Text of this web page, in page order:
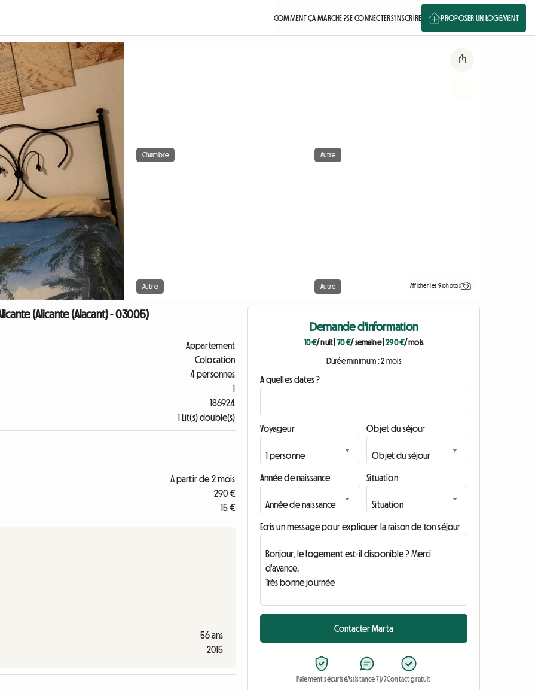
COMMENT ÇA MARCHE ?SE CONNECTERS'INSCRIRE PROPOSER UN LOGEMENT
Chambre Autre
Autre Autre Afficher les 9 photos
(Alicante (Alacant) - 03005)
Appartement
Colocation
4 personnes
1
186924
1 Lit(s) double(s)
A partir de 2 mois
290 €
15 €
56 ans
2015
Demande d'information
10 €/ nuit| 70 €/ semaine|290 €/ mois
Durée minimum : 2 mois
A quelles dates ?
Voyageur Objet du séjour
Année de naissance Situation
Ecris un message pour expliquer la raison de ton séjour
Contacter Marta
Paiement sécuriséAssistance 7j/7Contact gratuit